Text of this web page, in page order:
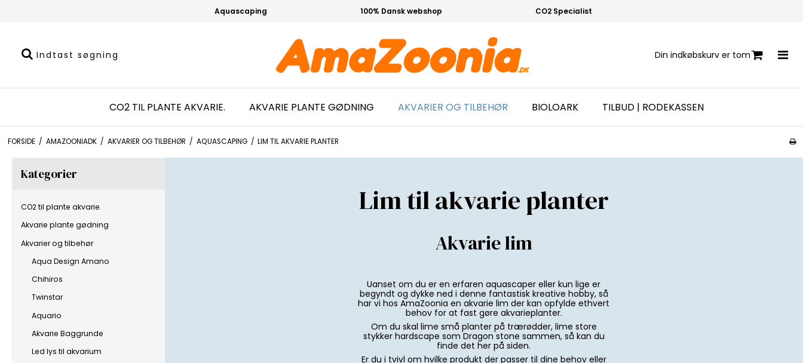
Aquascaping 100% Dansk webshop CO2 Specialist
Din indkøbskurv er tom
CO2 TIL PLANTE AKVARIE. AKVARIE PLANTE GØDNING AKVARIER OG TILBEHØR BIOLOARK TILBUD | RODEKASSEN
FORSIDE / AMAZOONIADK / AKVARIER OG TILBEHØR / AQUASCAPING / LIM TIL AKVARIE PLANTER
Kategorier
CO2 til plante akvarie.
Akvarie plante gødning
Akvarier og tilbehør
Aqua Design Amano
Chihiros
Twinstar
Aquario
Akvarie Baggrunde
Led lys til akvarium
Lim til akvarie planter
Akvarie lim
Uanset om du er en erfaren aquascaper eller kun lige er
begyndt og dykke ned i denne fantastisk kreative hobby, så
har vi hos AmaZoonia en akvarie lim der kan opfylde ethvert
behov for at fast gøre akvarieplanter.
Om du skal lime små planter på trærødder, lime store
stykker hardscape som Dragon stone sammen, så kan du
finde det her på siden.
Er du i tvivl om hvilke produkt der passer til dine behov eller